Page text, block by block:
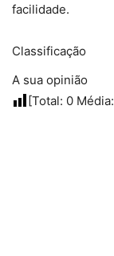
facilidade.
Classificação
A sua opinião
[Total: 0 Média: